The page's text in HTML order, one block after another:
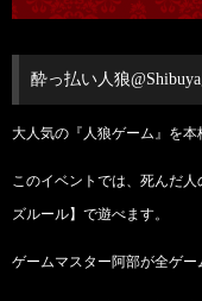
酔っ払い人狼
大人気の『人狼ゲーム』を本
このイベントでは、死んだ
ズルール】で遊べます。
ゲームマスター阿部が全ゲー